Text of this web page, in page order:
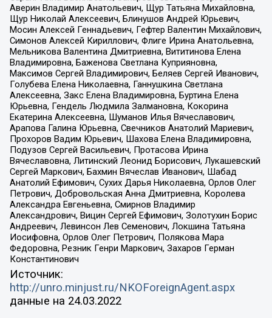
Аверин Владимир Анатольевич, Щур Татьяна Михайловна,
Щур Николай Алексеевич, Блинушов Андрей Юрьевич,
Мосин Алексей Геннадьевич, Гефтер Валентин Михайлович,
Симонов Алексей Кириллович, Флиге Ирина Анатольевна,
Мельникова Валентина Дмитриевна, Вититинова Елена
Владимировна, Баженова Светлана Куприяновна,
Максимов Сергей Владимирович, Беляев Сергей Иванович,
Голубева Елена Николаевна, Ганнушкина Светлана
Алексеевна, Закс Елена Владимировна, Буртина Елена
Юрьевна, Гендель Людмила Залмановна, Кокорина
Екатерина Алексеевна, Шуманов Илья Вячеславович,
Арапова Галина Юрьевна, Свечников Анатолий Мариевич,
Прохоров Вадим Юрьевич, Шахова Елена Владимировна,
Подузов Сергей Васильевич, Протасова Ирина
Вячеславовна, Литинский Леонид Борисович, Лукашевский
Сергей Маркович, Бахмин Вячеслав Иванович, Шабад
Анатолий Ефимович, Сухих Дарья Николаевна, Орлов Олег
Петрович, Добровольская Анна Дмитриевна, Королева
Александра Евгеньевна, Смирнов Владимир
Александрович, Вицин Сергей Ефимович, Золотухин Борис
Андреевич, Левинсон Лев Семенович, Локшина Татьяна
Иосифовна, Орлов Олег Петрович, Полякова Мара
Федоровна, Резник Генри Маркович, Захаров Герман
Константинович
Источник:
http://unro.minjust.ru/NKOForeignAgent.aspx
данные на 24.03.2022